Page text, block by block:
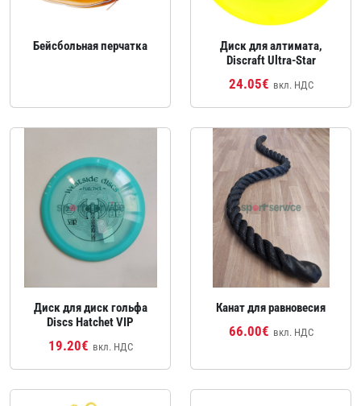
Бейсбольная перчатка
Диск для алтимата,
Discraft Ultra‑Star
24.05€ вкл. НДС
Диск для диск гольфа
Discs Hatchet VIP
19.20€ вкл. НДС
Канат для равновесия
66.00€ вкл. НДС